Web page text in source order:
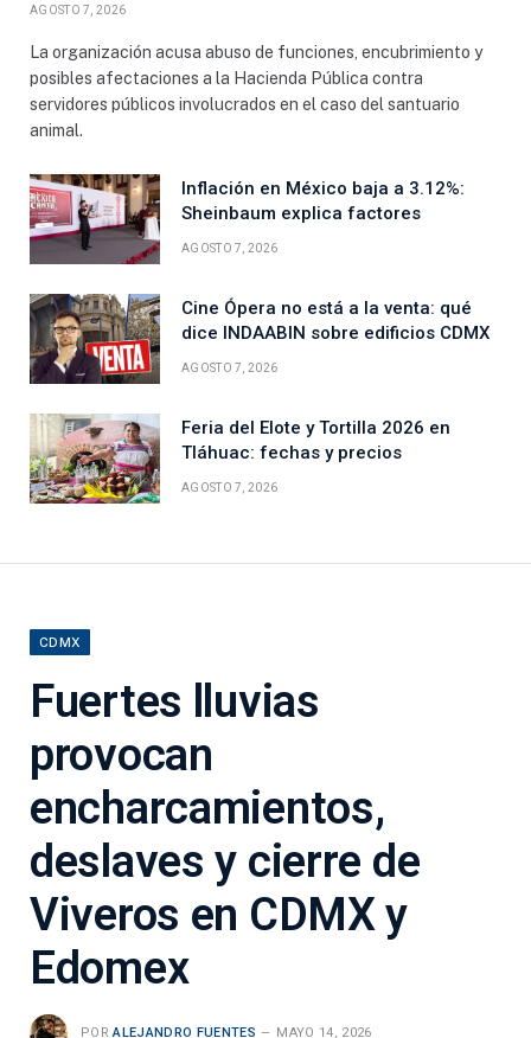
AGOSTO 7, 2026
La organización acusa abuso de funciones, encubrimiento y
posibles afectaciones a la Hacienda Pública contra
servidores públicos involucrados en el caso del santuario
animal.
Inflación en México baja a 3.12%:
Sheinbaum explica factores
AGOSTO 7, 2026
Cine Ópera no está a la venta: qué
dice INDAABIN sobre edificios CDMX
AGOSTO 7, 2026
Feria del Elote y Tortilla 2026 en
Tláhuac: fechas y precios
AGOSTO 7, 2026
CDMX
Fuertes lluvias
provocan
encharcamientos,
deslaves y cierre de
Viveros en CDMX y
Edomex
POR ALEJANDRO FUENTES MAYO 14, 2026